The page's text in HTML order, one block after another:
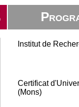
Institut de
Certificat
(Mons)